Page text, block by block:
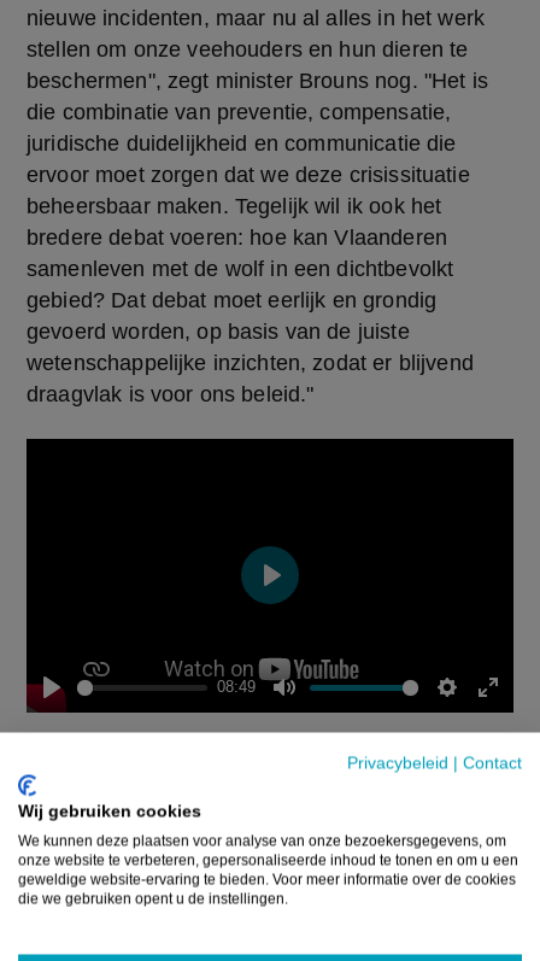
Privacybeleid | Contact
Wij gebruiken cookies
We kunnen deze plaatsen voor analyse van onze bezoekersgegevens, om
onze website te verbeteren, gepersonaliseerde inhoud te tonen en om u een
geweldige website-ervaring te bieden. Voor meer informatie over de cookies
die we gebruiken opent u de instellingen.
nieuwe incidenten, maar nu al alles in het werk
stellen om onze veehouders en hun dieren te
beschermen", zegt minister Brouns nog. "Het is
die combinatie van preventie, compensatie,
juridische duidelijkheid en communicatie die
ervoor moet zorgen dat we deze crisissituatie
beheersbaar maken. Tegelijk wil ik ook het
bredere debat voeren: hoe kan Vlaanderen
samenleven met de wolf in een dichtbevolkt
gebied? Dat debat moet eerlijk en grondig
gevoerd worden, op basis van de juiste
wetenschappelijke inzichten, zodat er blijvend
draagvlak is voor ons beleid."
Play
08:49
Mute Settings
Enter
Play